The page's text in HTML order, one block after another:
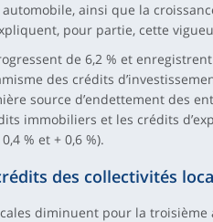
ainsi que la
pour partie, cette
de 6,2 % et
des crédits
source d’endettement des
immobiliers et les crédits
% et + 0,6 %).
des collectivités
diminuent pour la troisième